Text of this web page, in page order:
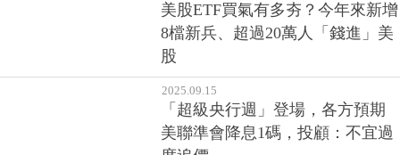
美股ETF買氣有多夯？今年來新增
8檔新兵、超過20萬人「錢進」美
股
2025.09.15
「超級央行週」登場，各方預期
美聯準會降息1碼，投顧：不宜過